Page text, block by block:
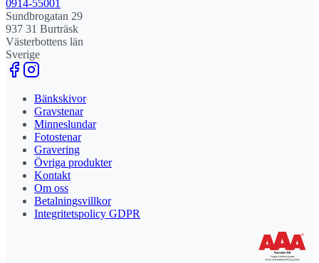
0914-55001
Sundbrogatan 29
937 31 Burträsk
Västerbottens län
Sverige
Bänkskivor
Gravstenar
Minneslundar
Fotostenar
Gravering
Övriga produkter
Kontakt
Om oss
Betalningsvillkor
Integritetspolicy GDPR